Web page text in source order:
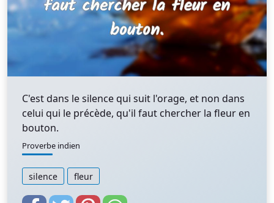
C'est dans le silence qui suit l'orage, et non dans
celui qui le précède, qu'il faut chercher la fleur en
bouton.
Proverbe indien
silence fleur